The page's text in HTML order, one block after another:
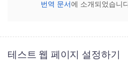
번역 문서 에 소개되었습니
테스트 웹 페이지 설정하기